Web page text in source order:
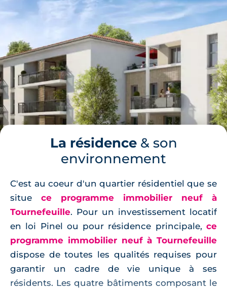
La résidence& son
environnement
C'est au coeur d'un quartier résidentiel que se
situe ce programme immobilier neuf à
Tournefeuille. Pour un investissement locatif
en loi Pinel ou pour résidence principale, ce
programme immobilier neuf à Tournefeuille
dispose de toutes les qualités requises pour
garantir un cadre de vie unique à ses
résidents. Les quatre bâtiments composant le